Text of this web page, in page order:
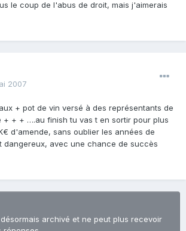
le coup de l'abus de droit, mais j'aimerais
2007
+ pot de vin versé à des représentants de
+ + + ….au finish tu vas t en sortir pour plus
d'amende, sans oublier les années de
avec une chance de succès
archivé et ne peut plus recevoir